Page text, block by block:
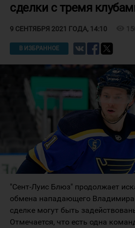
сделки с тремя
9 СЕНТЯБРЯ 2021 ГОДА, 14:10
В ИЗБРАННОЕ
"Сент-Луис Блюз" продолжает
обмена нападающего Владимира
сделке могут быть
Отмечается, что есть одна